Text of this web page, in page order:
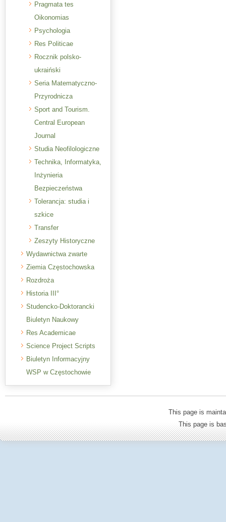
Pragmata tes
Oikonomias
Psychologia
Res Politicae
Rocznik polsko-
ukraiński
Seria Matematyczno-
Przyrodnicza
Sport and Tourism.
Central European
Journal
Studia Neofilologiczne
Technika, Informatyka,
Inżynieria
Bezpieczeństwa
Tolerancja: studia i
szkice
Transfer
Zeszyty Historyczne
Wydawnictwa zwarte
Ziemia Częstochowska
Rozdroża
Historia III°
Studencko-Doktorancki
Biuletyn Naukowy
Res Academicae
Science Project Scripts
Biuletyn Informacyjny
WSP w Częstochowie
This page is
This page is